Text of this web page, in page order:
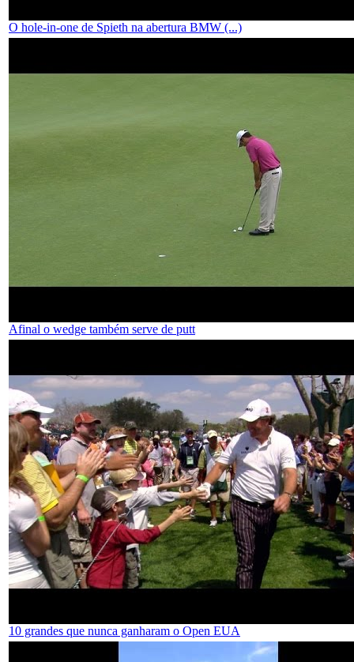
O hole-in-one de Spieth na abertura BMW (...)
Afinal o wedge também serve de putt
10 grandes que nunca ganharam o Open EUA